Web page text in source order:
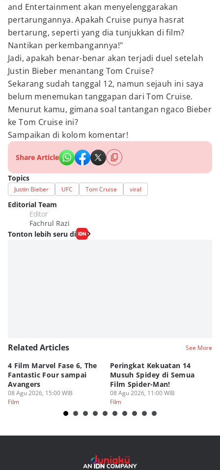
and Entertainment akan menyelenggarakan
pertarungannya. Apakah Cruise punya hasrat
bertarung, seperti yang dia tunjukkan di film?
Nantikan perkembangannya!"
Jadi, apakah benar-benar akan terjadi duel setelah
Justin Bieber menantang Tom Cruise?
Sekarang sudah tanggal 12, namun sejauh ini saya
belum menemukan tanggapan dari Tom Cruise.
Menurut kamu, gimana soal tantangan ngaco Bieber
ke Tom Cruise ini?
Sampaikan di kolom komentar!
Share Article
Topics
Justin Bieber UFC Tom Cruise viral
Editorial Team
Editor
Fachrul Razi
Tonton lebih seru di
Related Articles See More
4 Film Marvel Fase 6, The
Fantastic Four sampai
Avangers
08 Agu 2026, 15:00 WIB
Film
Peringkat Kekuatan 14
Musuh Spidey di Semua
Film Spider-Man!
08 Agu 2026, 11:00 WIB
Film